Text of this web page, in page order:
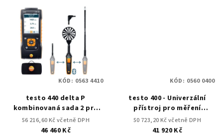
testo 440 delta P
kombinovaná sada 2 pro
měření proudění s BT
56 216,60 Kč včetně DPH
46 460 Kč
KÓD: 0563 4410
testo 400 - Univerzální
přístroj pro měření
klimatických veličin
50 723,20 Kč včetně DPH
41 920 Kč
KÓD: 0560 0400